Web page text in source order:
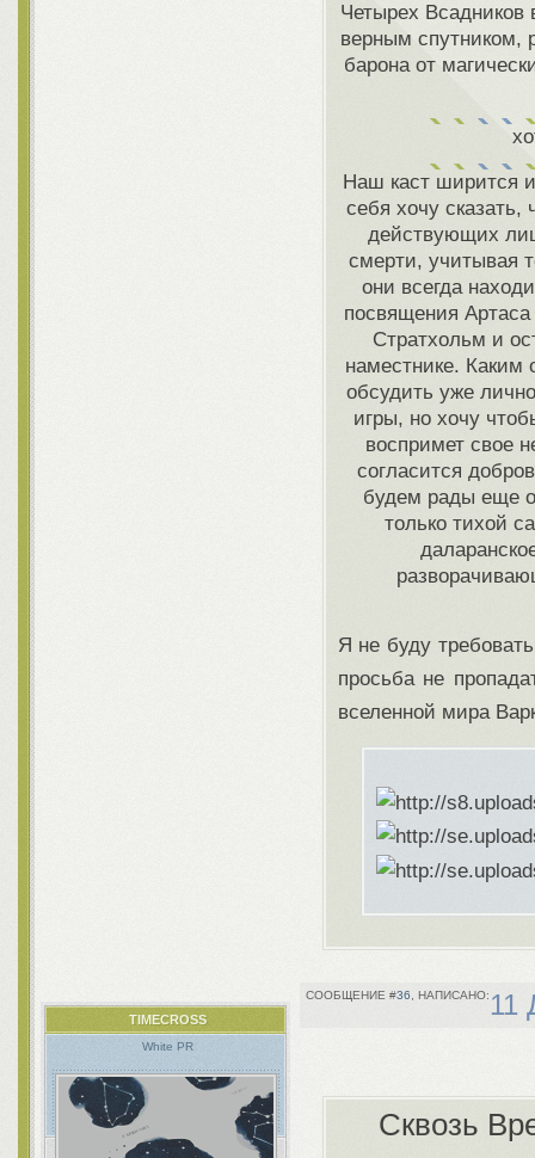
Четырех
верным спутником,
барона от
Наш каст ширится
себя хочу
действующих
смерти, учитывая
они всегда
посвящения
Стратхольм и
наместнике. Каким
обсудить уже
игры, но хочу
воспримет свое
согласится
будем рады еще
только тихой
Я не буду
просьба не
вселенной мира
36 11
TIMECROSS
White PR
Сквозь